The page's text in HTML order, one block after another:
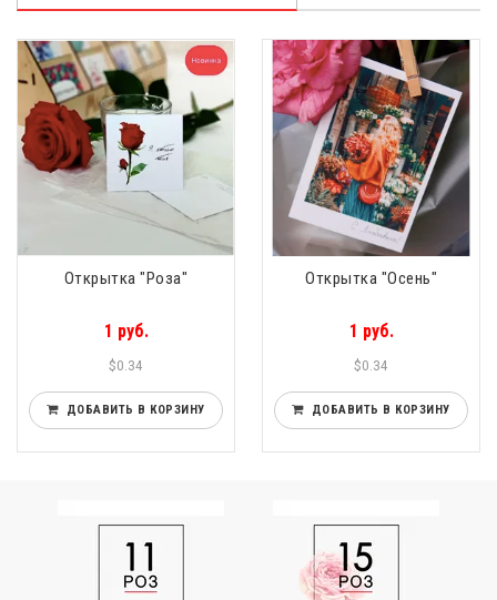
Открытка "Роза"
1 руб.
$0.34
ДОБАВИТЬ В КОРЗИНУ
Открытка "Осень"
1 руб.
$0.34
ДОБАВИТЬ В КОРЗИНУ